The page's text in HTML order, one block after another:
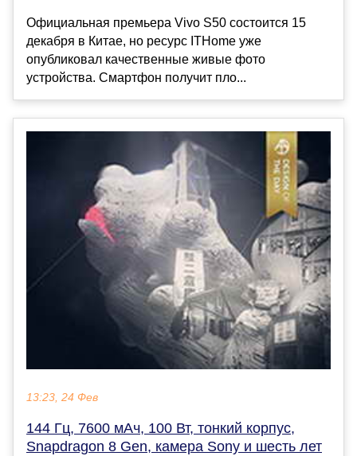
Официальная премьера Vivo S50 состоится 15
декабря в Китае, но ресурс ITHome уже
опубликовал качественные живые фото
устройства. Смартфон получит пло...
13:23, 24 Фев
144 Гц, 7600 мАч, 100 Вт, тонкий корпус,
Snapdragon 8 Gen, камера Sony и шесть лет